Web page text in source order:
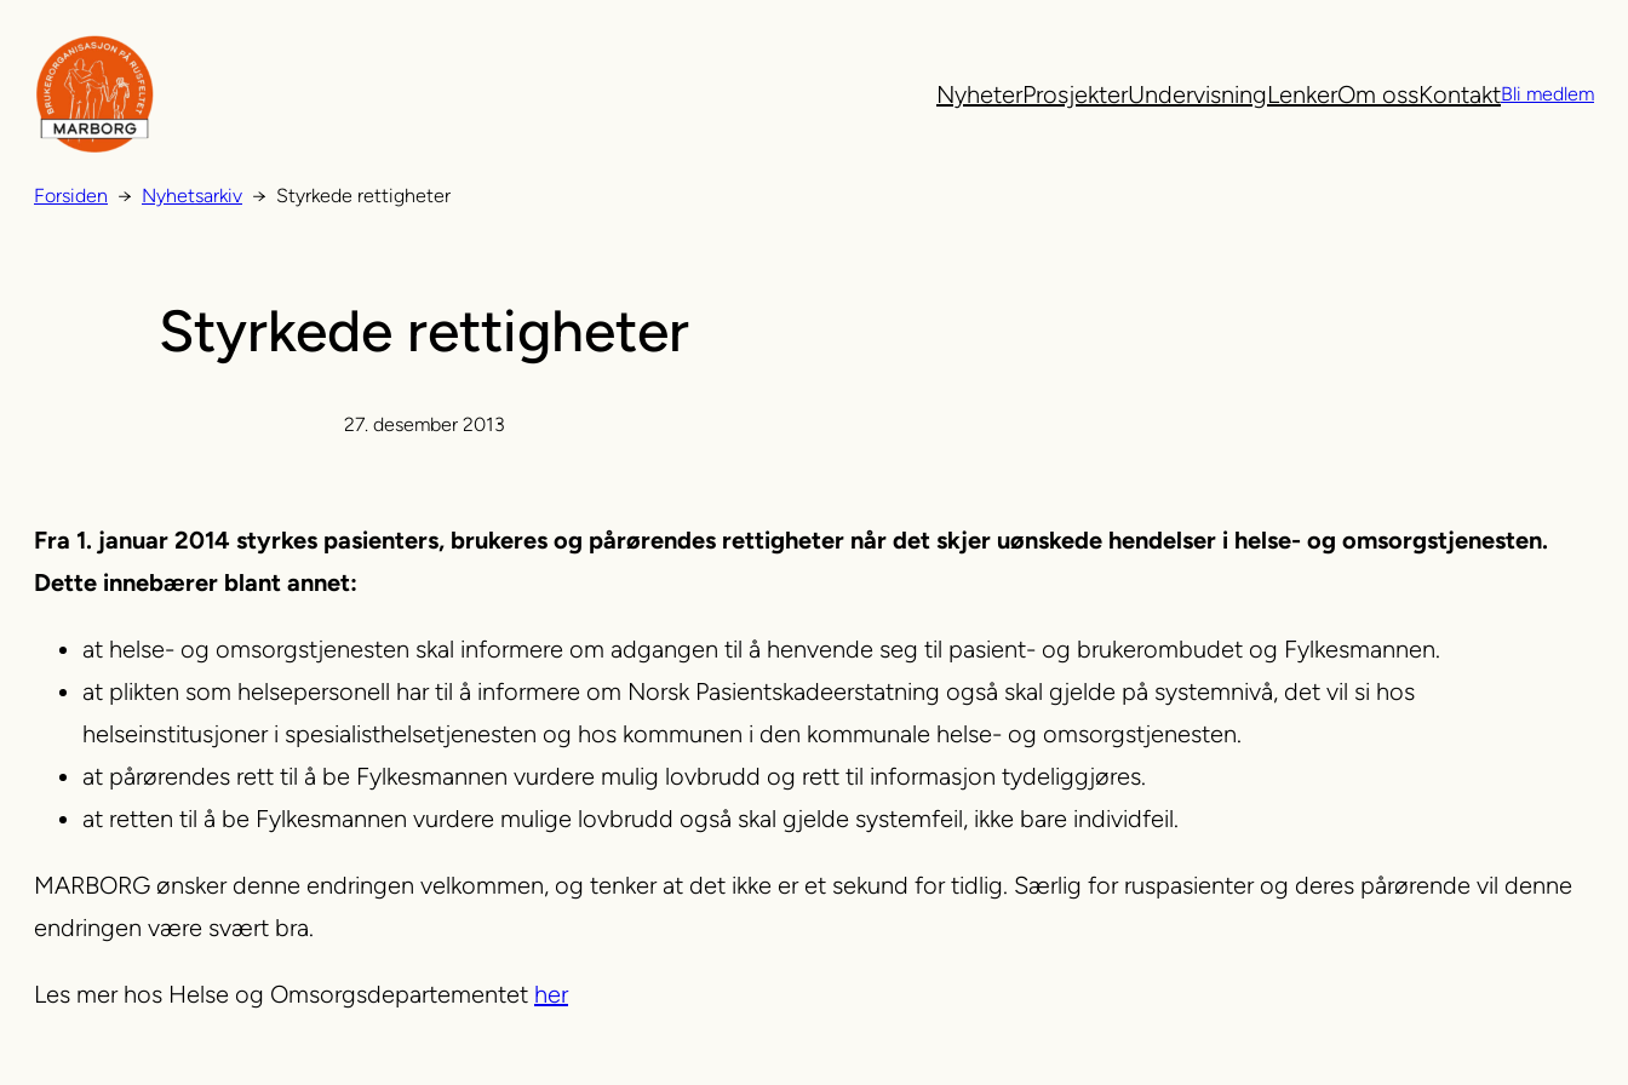
innhold
NyheterProsjekterUndervisningLenkerOm ossKontaktBli medlem
Forsiden → Nyhetsarkiv → Styrkede rettigheter
Styrkede rettigheter
27. desember 2013
Fra 1. januar 2014 styrkes pasienters, brukeres og pårørendes rettigheter når det skjer uønskede hendelser i helse- og omsorgstjenesten.
Dette innebærer blant annet:
at helse- og omsorgstjenesten skal informere om adgangen til å henvende seg til pasient- og brukerombudet og Fylkesmannen.
at plikten som helsepersonell har til å informere om Norsk Pasientskadeerstatning også skal gjelde på systemnivå, det vil si hos
helseinstitusjoner i spesialisthelsetjenesten og hos kommunen i den kommunale helse- og omsorgstjenesten.
at pårørendes rett til å be Fylkesmannen vurdere mulig lovbrudd og rett til informasjon tydeliggjøres.
at retten til å be Fylkesmannen vurdere mulige lovbrudd også skal gjelde systemfeil, ikke bare individfeil.
MARBORG ønsker denne endringen velkommen, og tenker at det ikke er et sekund for tidlig. Særlig for ruspasienter og deres pårørende vil denne
endringen være svært bra.
Les mer hos Helse og Omsorgsdepartementet her